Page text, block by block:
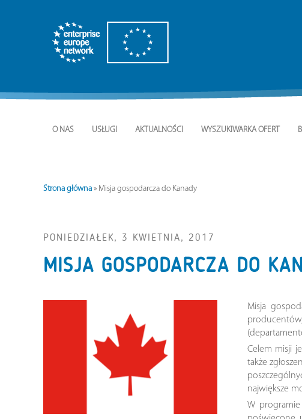
O NAS USŁUGI AKTUALNOŚCI WYSZUKIWARKA OFERT
Strona główna » Misja gospodarcza do Kanady
PONIEDZIAŁEK, 3 KWIETNIA, 2017
MISJA GOSPODARCZA DO
Misja
Celem misji
także
największe
W